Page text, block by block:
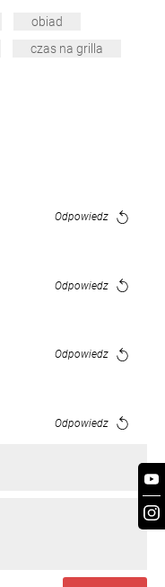
obiad
czas na grilla
Odpowiedz
Odpowiedz
Odpowiedz
Odpowiedz